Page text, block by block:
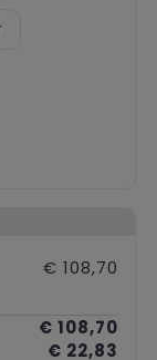
€ 108,70
€ 108,70
€ 22,83